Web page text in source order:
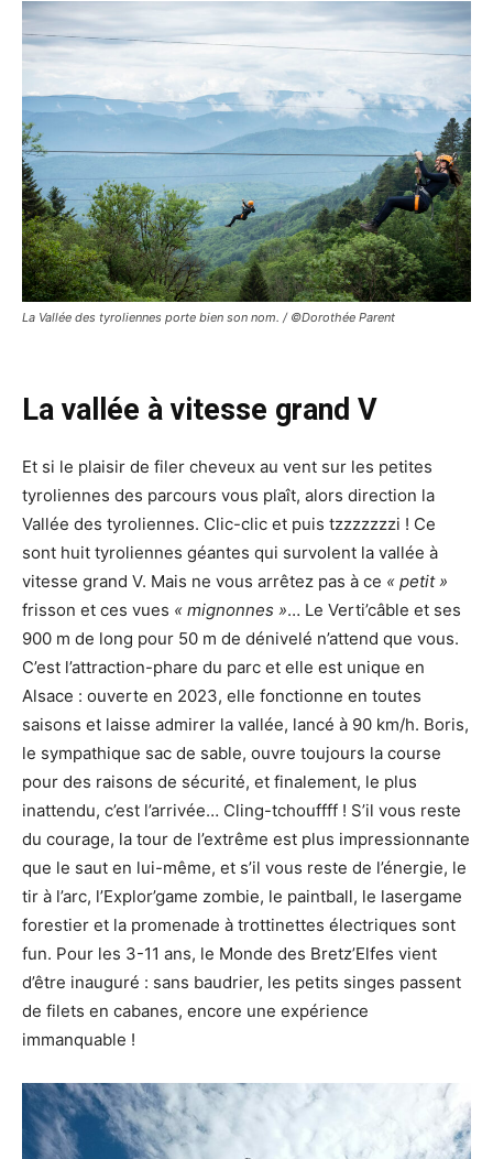
La Vallée des tyroliennes porte bien son nom. / ©Dorothée Parent
La vallée à vitesse grand V
Et si le plaisir de filer cheveux au vent sur les petites
tyroliennes des parcours vous plaît, alors direction la
Vallée des tyroliennes. Clic-clic et puis tzzzzzzzi ! Ce
sont huit tyroliennes géantes qui survolent la vallée à
vitesse grand V. Mais ne vous arrêtez pas à ce « petit »
frisson et ces vues « mignonnes »… Le Verti’câble et ses
900 m de long pour 50 m de dénivelé n’attend que vous.
C’est l’attraction-phare du parc et elle est unique en
Alsace : ouverte en 2023, elle fonctionne en toutes
saisons et laisse admirer la vallée, lancé à 90 km/h. Boris,
le sympathique sac de sable, ouvre toujours la course
pour des raisons de sécurité, et finalement, le plus
inattendu, c’est l’arrivée… Cling-tchouffff ! S’il vous reste
du courage, la tour de l’extrême est plus impressionnante
que le saut en lui-même, et s’il vous reste de l’énergie, le
tir à l’arc, l’Explor’game zombie, le paintball, le lasergame
forestier et la promenade à trottinettes électriques sont
fun. Pour les 3-11 ans, le Monde des Bretz’Elfes vient
d’être inauguré : sans baudrier, les petits singes passent
de filets en cabanes, encore une expérience
immanquable !